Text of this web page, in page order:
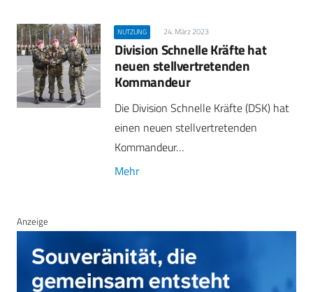
NUTZUNG 24. März 2023
Division Schnelle Kräfte hat
neuen stellvertretenden
Kommandeur
Die Division Schnelle Kräfte (DSK) hat
einen neuen stellvertretenden
Kommandeur…
Mehr
Anzeige